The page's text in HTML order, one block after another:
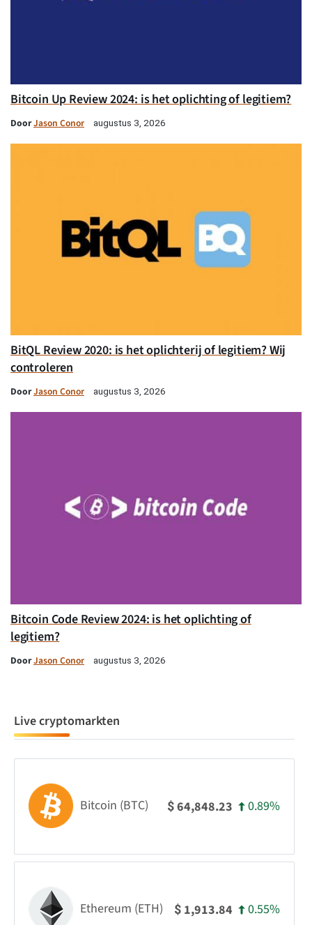
Bitcoin Up Review 2024: is het oplichting of legitiem?
DoorJason Conor augustus 3, 2026
BitQL Review 2020: is het oplichterij of legitiem? Wij
controleren
DoorJason Conor augustus 3, 2026
Bitcoin Code Review 2024: is het oplichting of
legitiem?
DoorJason Conor augustus 3, 2026
Live cryptomarkten
Bitcoin (BTC) $64,848.23 0.89%
Ethereum (ETH) $ 1,913.84 0.55%